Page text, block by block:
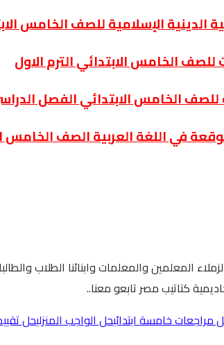
الدينية الإسلامية للصف الخامس
الخامس الابتدائي الترم الاول
الخامس الابتدائي الفصل الدراسي
في اللغة العربية الصف الخامس
المعلمين والمعلمات وابنائنا
كتاتيب مصر تابعو معنا..
مراجعات خامسة ابتدائيحل الواجب المنزليحل